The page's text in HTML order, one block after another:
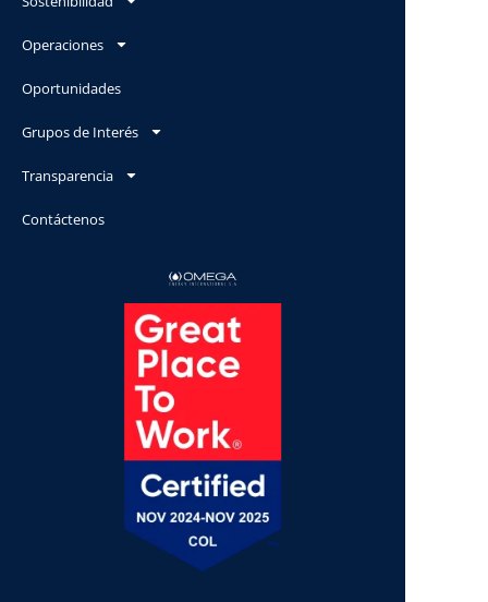
Operaciones
Oportunidades
Grupos de Interés
Transparencia
Contáctenos